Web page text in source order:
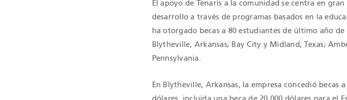
El apoyo de Tenaris a la comunidad se centra en
desarrollo a través de programas basados en la
ha otorgado becas a 80 estudiantes de último año de
Blytheville, Arkansas; Bay City y Midland, Texas;
Pennsylvania.
En Blytheville, Arkansas, la empresa concedió becas